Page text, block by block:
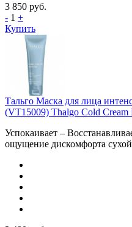
3 850 руб.
- 1 +
Купить
Тальго Маска для лица
(VT15009) Thalgo Cold
Успокаивает –
ощущение дискомфорта